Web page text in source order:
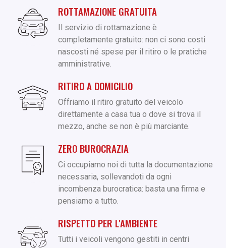
ROTTAMAZIONE GRATUITA
Il servizio di rottamazione è
completamente gratuito: non ci sono costi
nascosti né spese per il ritiro o le pratiche
amministrative.
RITIRO A DOMICILIO
Offriamo il ritiro gratuito del veicolo
direttamente a casa tua o dove si trova il
mezzo, anche se non è più marciante.
ZERO BUROCRAZIA
Ci occupiamo noi di tutta la documentazione
necessaria, sollevandoti da ogni
incombenza burocratica: basta una firma e
pensiamo a tutto.
RISPETTO PER L'AMBIENTE
Tutti i veicoli vengono gestiti in centri